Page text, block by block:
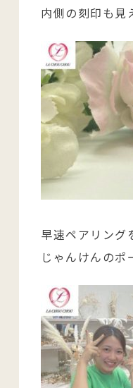
内側の刻印も見
早速ペアリング
じゃんけんのポ